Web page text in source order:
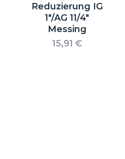
Reduzierung IG
1″/AG 11/4″
Messing
15,91 €